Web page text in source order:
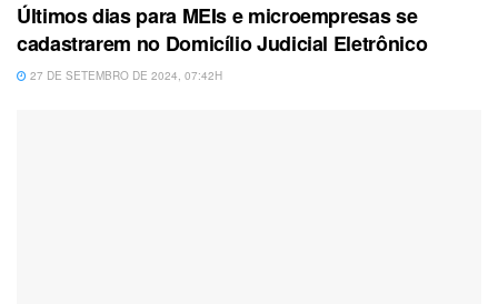
Últimos dias para MEIs e microempresas se
cadastrarem no Domicílio Judicial Eletrônico
27 DE SETEMBRO DE 2024, 07:42H